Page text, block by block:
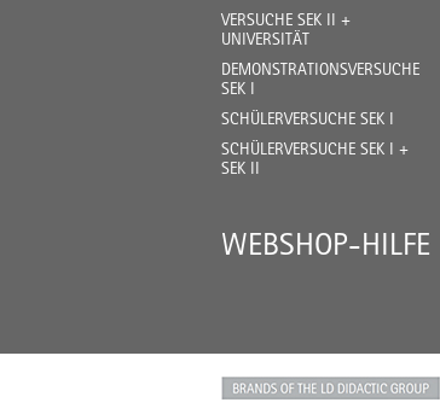
VERSUCHE SEK II +
UNIVERSITÄT
DEMONSTRATIONSVERSUCHE
SEK I
SCHÜLERVERSUCHE SEK I
SCHÜLERVERSUCHE SEK I +
SEK II
WEBSHOP-HILFE